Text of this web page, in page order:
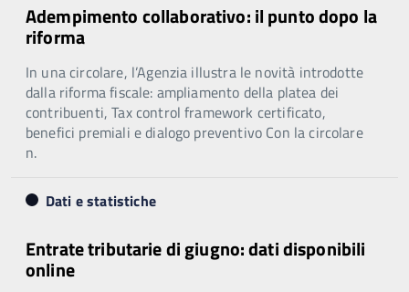
Adempimento collaborativo: il punto dopo la
riforma
In una circolare, l’Agenzia illustra le novità introdotte
dalla riforma fiscale: ampliamento della platea dei
contribuenti, Tax control framework certificato,
benefici premiali e dialogo preventivo Con la circolare
n.
Dati e statistiche
Entrate tributarie di giugno: dati disponibili
online